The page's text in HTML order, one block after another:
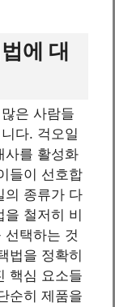
에 대
은 사람들
다. 걱오일
사를 활성화
들이 선호합
의 종류가 다
철저히 비
선택하는 것
법을 정확히
핵심 요소들
순히 제품을